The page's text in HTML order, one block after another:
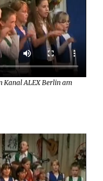
Kanal ALEX Berlin am